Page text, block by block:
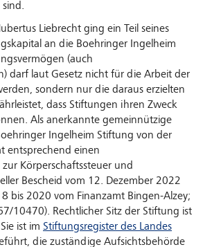
Liebrecht ging ein Teil seines
an die Boehringer Ingelheim
(auch
darf laut Gesetz nicht für die Arbeit der
sondern nur die daraus erzielten
dass Stiftungen ihren Zweck
Als anerkannte gemeinnützige
Ingelheim Stiftung von der
entsprechend einen
zur Körperschaftssteuer und
Bescheid vom 12. Dezember 2022
bis 2020 vom Finanzamt Bingen-Alzey;
10470). Rechtlicher Sitz der Stiftung ist
ist im Stiftungsregister des Landes
die zuständige Aufsichtsbehörde